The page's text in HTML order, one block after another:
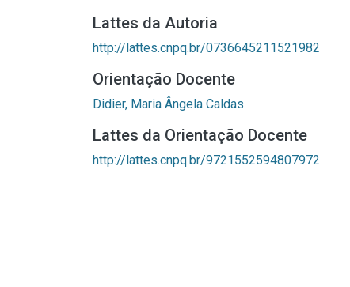
Lattes da Autoria
http://lattes.cnpq.br/0736645211521982
Orientação Docente
Didier, Maria Ângela Caldas
Lattes da Orientação Docente
http://lattes.cnpq.br/9721552594807972